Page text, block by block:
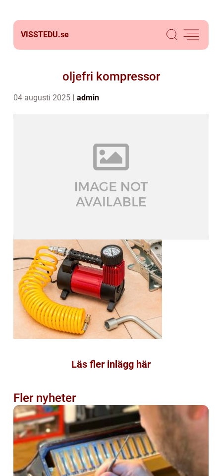
VISSTEDU.se
oljefri kompressor
04 augusti 2025 admin
Läs fler inlägg här
Fler nyheter